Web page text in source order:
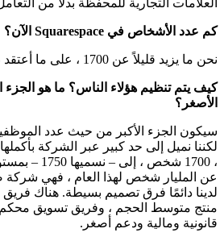
كم عدد الأشخاص في Squarespace الآن؟
نحن ما يزيد قليلاً عن 1700 ، على ما أعتقد ، نخجل قليلاً من 1800.
كيف يتم تنظيم هؤلاء الناس؟ ما هو الجزء
الأصغر؟
سيكون الجزء الأكبر من حيث عدد
لكننا نميل إلى حد كبير عبر الشركة
، 1700 شخص ،
عن المليار شخص لهذا العام ، فهي شركة
لدينا دائمًا فرق تصميم بسيطة. هناك
منتج متوسط ​​الحجم ، وفريق تسويق محكم
قانونية ومالية ودعم أصغر.